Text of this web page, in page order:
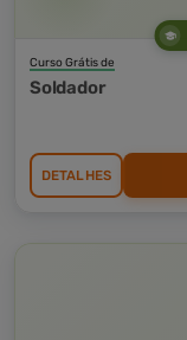
Curso Grátis de
Soldador
DETALHES